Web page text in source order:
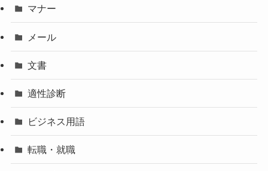
マナー
メール
文書
適性診断
ビジネス用語
転職・就職